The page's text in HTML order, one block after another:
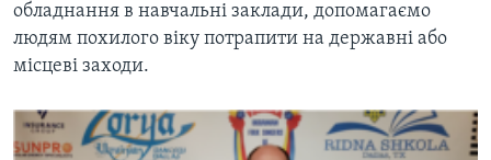
обладнання в навчальні заклади, допомагаємо
людям похилого віку потрапити на державні або
місцеві заходи.